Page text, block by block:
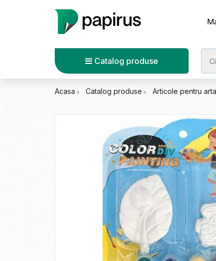
Catalog produse
Acasa Catalog produse Articole pentru arta